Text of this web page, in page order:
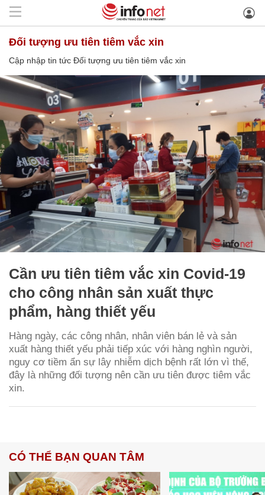
Đối tượng ưu tiên tiêm vắc xin
Cập nhập tin tức Đối tượng ưu tiên tiêm vắc xin
Cần ưu tiên tiêm vắc xin Covid-19
cho công nhân sản xuất thực
phẩm, hàng thiết yếu
Hàng ngày, các công nhân, nhân viên bán lẻ và sản
xuất hàng thiết yếu phải tiếp xúc với hàng nghìn người,
nguy cơ tiềm ẩn sự lây nhiễm dịch bệnh rất lớn vì thế,
đây là những đối tượng nên cần ưu tiên được tiêm vắc
xin.
CÓ THỂ BẠN QUAN TÂM